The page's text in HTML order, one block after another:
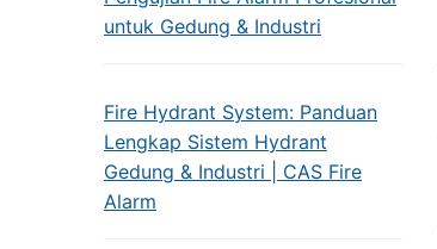
untuk Gedung & Industri
Fire Hydrant System: Panduan
Lengkap Sistem Hydrant
Gedung & Industri | CAS Fire
Alarm